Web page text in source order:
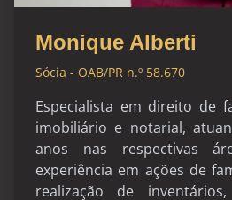
Monique Alberti
Sócia - OAB/PR n.º 58.670
Especialista em direito de
imobiliário e notarial,
anos nas respectivas
experiência em ações de
realização de